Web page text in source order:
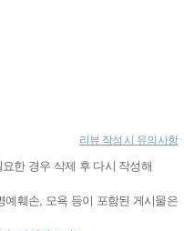
리뷰 작성 시 유의사항
한 경우 삭제 후 다시 작성해
예훼손, 모욕 등이 포함된 게시물은